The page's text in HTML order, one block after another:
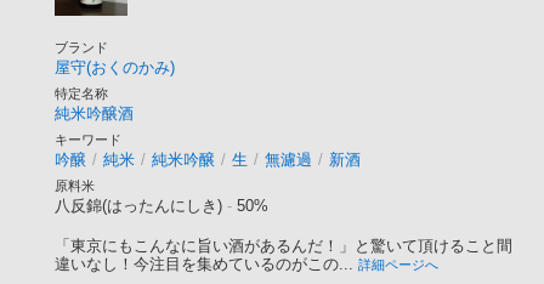
ブランド
屋守(おくのかみ)
特定名称
純米吟醸酒
キーワード
吟醸 / 純米 / 純米吟醸 / 生 / 無濾過 / 新酒
原料米
八反錦(はったんにしき) - 50%
「東京にもこんなに旨い酒があるんだ！」と驚いて頂けること間
違いなし！今注目を集めているのがこの... 詳細ページへ